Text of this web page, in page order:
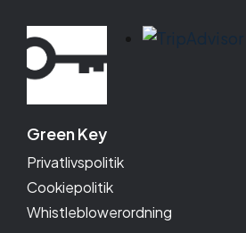
Green Key
Privatlivspolitik
Cookiepolitik
Whistleblowerordning